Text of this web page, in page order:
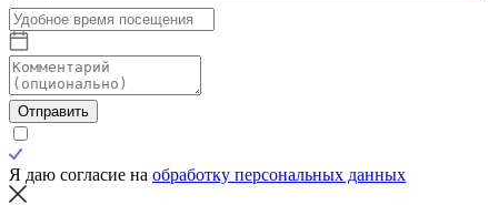
Отправить
Я даю согласие на обработку персональных данных